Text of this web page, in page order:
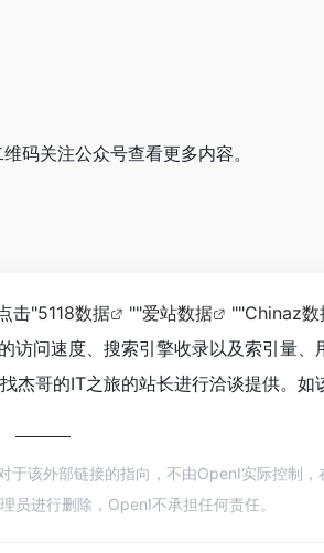
码关注公众号查看更多内容。
击"5118数据 ""爱站数据 ""Chinaz数
问速度、搜索引擎收录以及索引量、
哥的IT之旅的站长进行洽谈提供。如
于该外部链接的指向，不由OpenI实际控制
员进行删除，OpenI不承担任何责任。